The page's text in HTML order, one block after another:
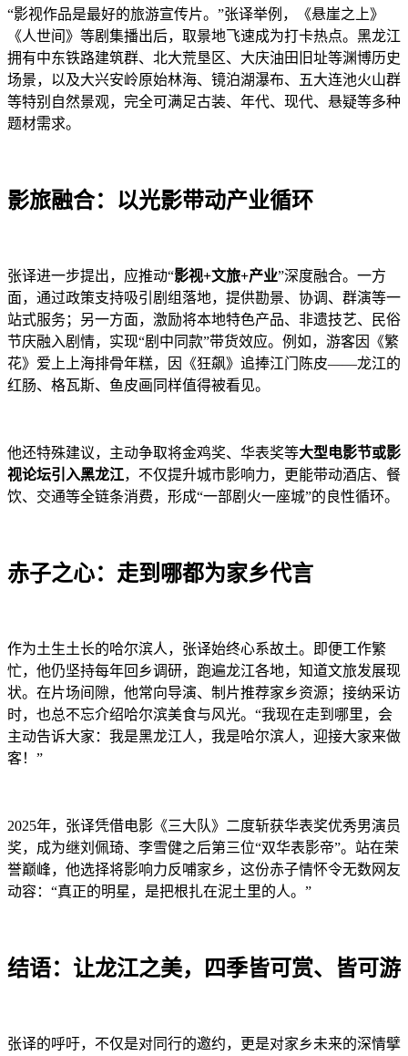
“影视作品是最好的旅游宣传片。”张译举例，《悬崖之上》
《人世间》等剧集播出后，取景地飞速成为打卡热点。黑龙江
拥有中东铁路建筑群、北大荒垦区、大庆油田旧址等渊博历史
场景，以及大兴安岭原始林海、镜泊湖瀑布、五大连池火山群
等特别自然景观，完全可满足古装、年代、现代、悬疑等多种
题材需求。
影旅融合：以光影带动产业循环
张译进一步提出，应推动“影视+文旅+产业”深度融合。一方
面，通过政策支持吸引剧组落地，提供勘景、协调、群演等一
站式服务；另一方面，激励将本地特色产品、非遗技艺、民俗
节庆融入剧情，实现“剧中同款”带货效应。例如，游客因《繁
花》爱上上海排骨年糕，因《狂飙》追捧江门陈皮——龙江的
红肠、格瓦斯、鱼皮画同样值得被看见。
他还特殊建议，主动争取将金鸡奖、华表奖等大型电影节或影
视论坛引入黑龙江，不仅提升城市影响力，更能带动酒店、餐
饮、交通等全链条消费，形成“一部剧火一座城”的良性循环。
赤子之心：走到哪都为家乡代言
作为土生土长的哈尔滨人，张译始终心系故土。即便工作繁
忙，他仍坚持每年回乡调研，跑遍龙江各地，知道文旅发展现
状。在片场间隙，他常向导演、制片推荐家乡资源；接纳采访
时，也总不忘介绍哈尔滨美食与风光。“我现在走到哪里，会
主动告诉大家：我是黑龙江人，我是哈尔滨人，迎接大家来做
客！”
2025年，张译凭借电影《三大队》二度斩获华表奖优秀男演员
奖，成为继刘佩琦、李雪健之后第三位“双华表影帝”。站在荣
誉巅峰，他选择将影响力反哺家乡，这份赤子情怀令无数网友
动容：“真正的明星，是把根扎在泥土里的人。”
结语：让龙江之美，四季皆可赏、皆可游
张译的呼吁，不仅是对同行的邀约，更是对家乡未来的深情擘